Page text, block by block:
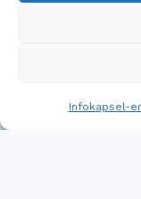
Infokapsel-